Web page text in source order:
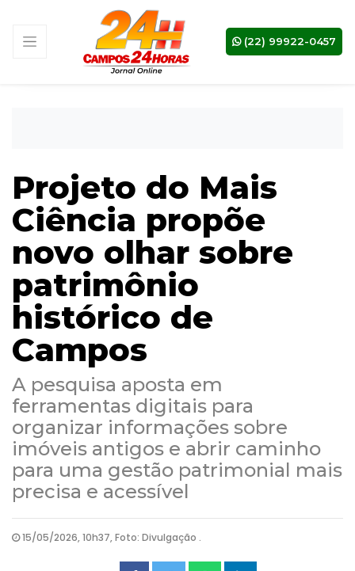
(22) 99922-0457
Projeto do Mais
Ciência propõe
novo olhar sobre
patrimônio
histórico de
Campos
A pesquisa aposta em
ferramentas digitais para
organizar informações sobre
imóveis antigos e abrir caminho
para uma gestão patrimonial mais
precisa e acessível
15/05/2026, 10h37, Foto: Divulgação .